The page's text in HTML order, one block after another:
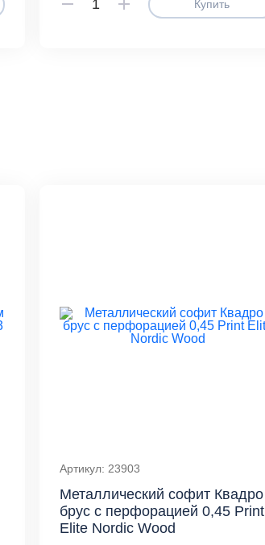
Купить
Артикул: 23903
Металлический софит Квадро
брус с перфорацией 0,45 Print
Elite Nordic Wood